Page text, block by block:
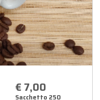
€ 7,00
Sacchetto 250